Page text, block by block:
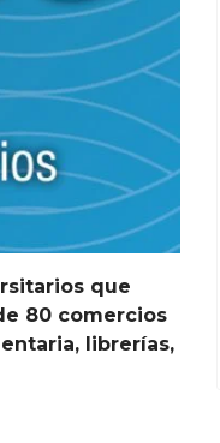
que
80 comercios
librerías,